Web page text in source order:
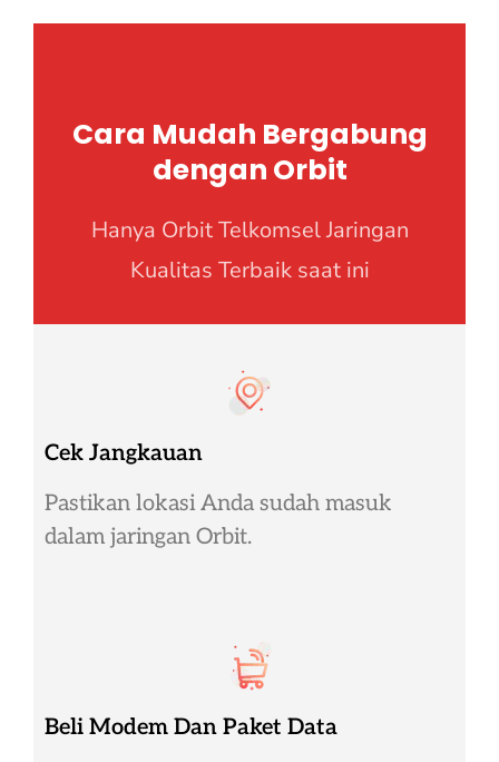
Cara Mudah Bergabung
dengan Orbit
Hanya Orbit Telkomsel Jaringan
Kualitas Terbaik saat ini
Cek Jangkauan
Pastikan lokasi Anda sudah masuk
dalam jaringan Orbit.
Beli Modem Dan Paket Data